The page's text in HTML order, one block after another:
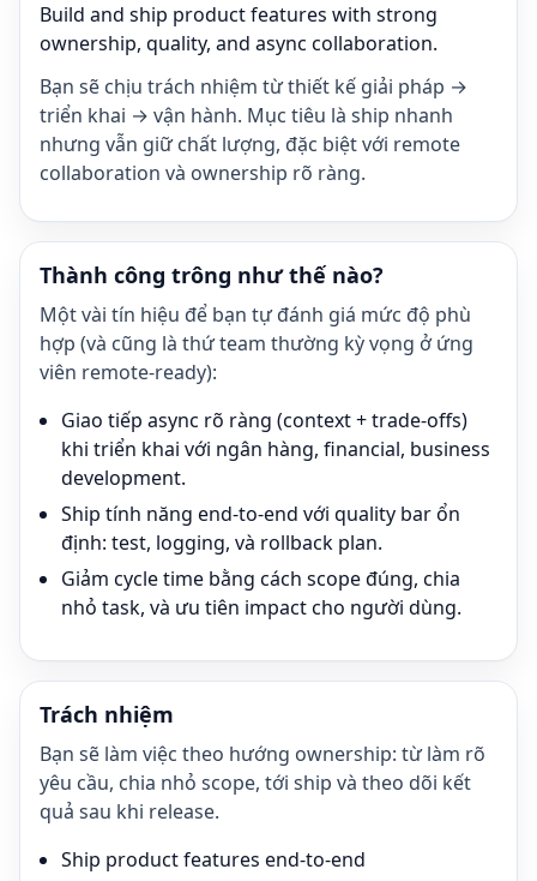
Build and ship product features with strong
ownership, quality, and async collaboration.
Bạn sẽ chịu trách nhiệm từ thiết kế giải pháp →
triển khai → vận hành. Mục tiêu là ship nhanh
nhưng vẫn giữ chất lượng, đặc biệt với remote
collaboration và ownership rõ ràng.
Thành công trông như thế nào?
Một vài tín hiệu để bạn tự đánh giá mức độ phù
hợp (và cũng là thứ team thường kỳ vọng ở ứng
viên remote-ready):
Giao tiếp async rõ ràng (context + trade-offs)
khi triển khai với ngân hàng, financial, business
development.
Ship tính năng end-to-end với quality bar ổn
định: test, logging, và rollback plan.
Giảm cycle time bằng cách scope đúng, chia
nhỏ task, và ưu tiên impact cho người dùng.
Trách nhiệm
Bạn sẽ làm việc theo hướng ownership: từ làm rõ
yêu cầu, chia nhỏ scope, tới ship và theo dõi kết
quả sau khi release.
Ship product features end-to-end